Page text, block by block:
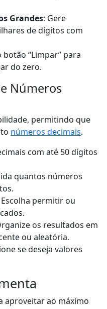
Grandes: Gere
de dígitos com
botão “Limpar” para
do zero.
Números
permitindo que
números decimais.
com até 50 dígitos
quantos números
Escolha permitir ou
os resultados em
ou aleatória.
se deseja valores
aproveitar ao máximo